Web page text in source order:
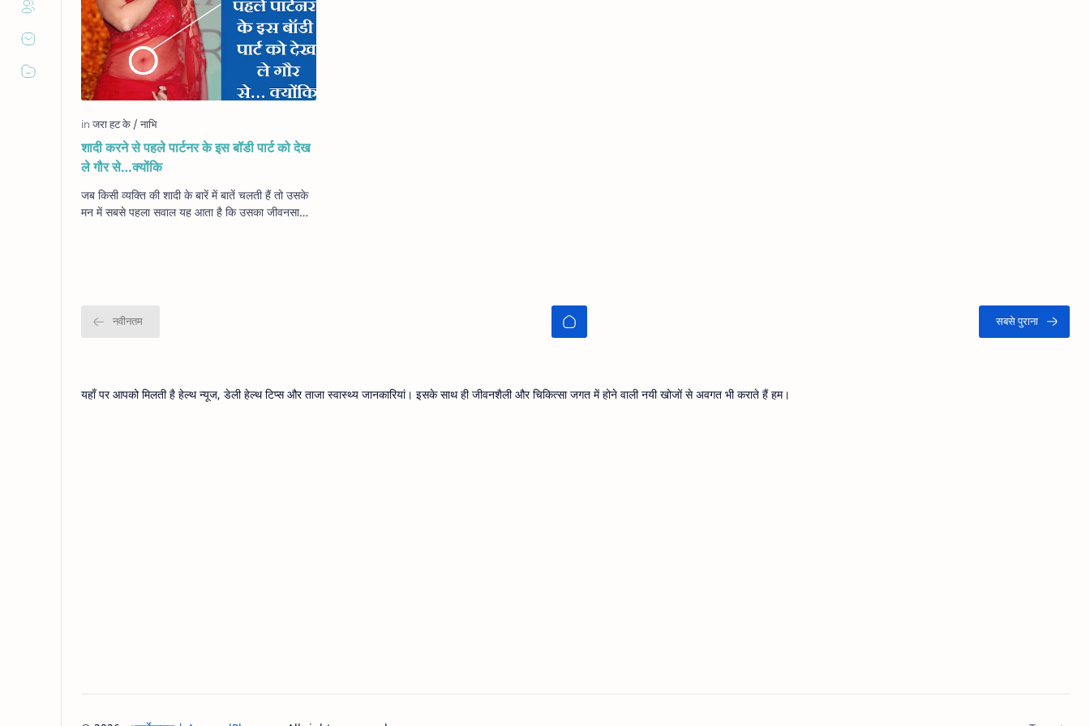
शादी करने से पहले पार्टनर के इस बॉडी पार्ट को देख
ले गौर से…क्योंकि
जब किसी व्यक्ति की शादी के बारें में बातें चलती हैं तो उसके
मन में सबसे पहला सवाल यह आता है कि उसका जीवनसाथी
यहाँ पर आपको मिलती है हेल्थ न्यूज, डेली हेल्थ टिप्स और ताजा स्वास्थ्य जानकारियां। इसके साथ ही जीवनशैली और चिकित्सा जगत में होने वाली नयी खोजों से अवगत भी कराते हैं हम।